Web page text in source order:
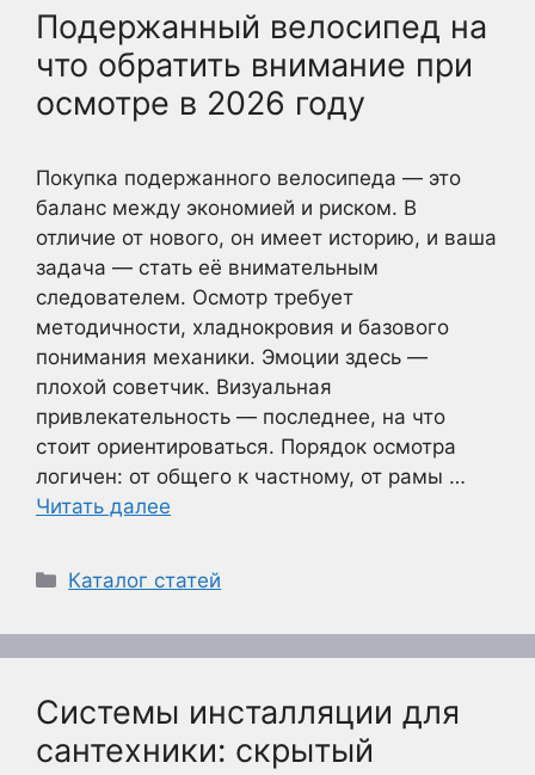
Подержанный велосипед на
что обратить внимание при
осмотре в 2026 году
Покупка подержанного велосипеда — это
баланс между экономией и риском. В
отличие от нового, он имеет историю, и ваша
задача — стать её внимательным
следователем. Осмотр требует
методичности, хладнокровия и базового
понимания механики. Эмоции здесь —
плохой советчик. Визуальная
привлекательность — последнее, на что
стоит ориентироваться. Порядок осмотра
логичен: от общего к частному, от рамы …
Читать далее
Рубрики
Каталог статей
Системы инсталляции для
сантехники: скрытый